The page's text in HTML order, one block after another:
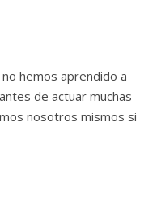
hemos aprendido a
de actuar muchas
nosotros mismos si